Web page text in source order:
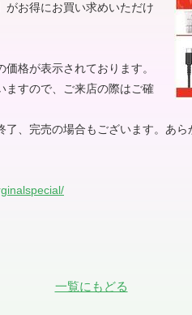
がお得にお買い求めいただけ
格が表示されております。
ますので、ご来店の際はご確
、完売の場合もございます。あら
一覧にもどる